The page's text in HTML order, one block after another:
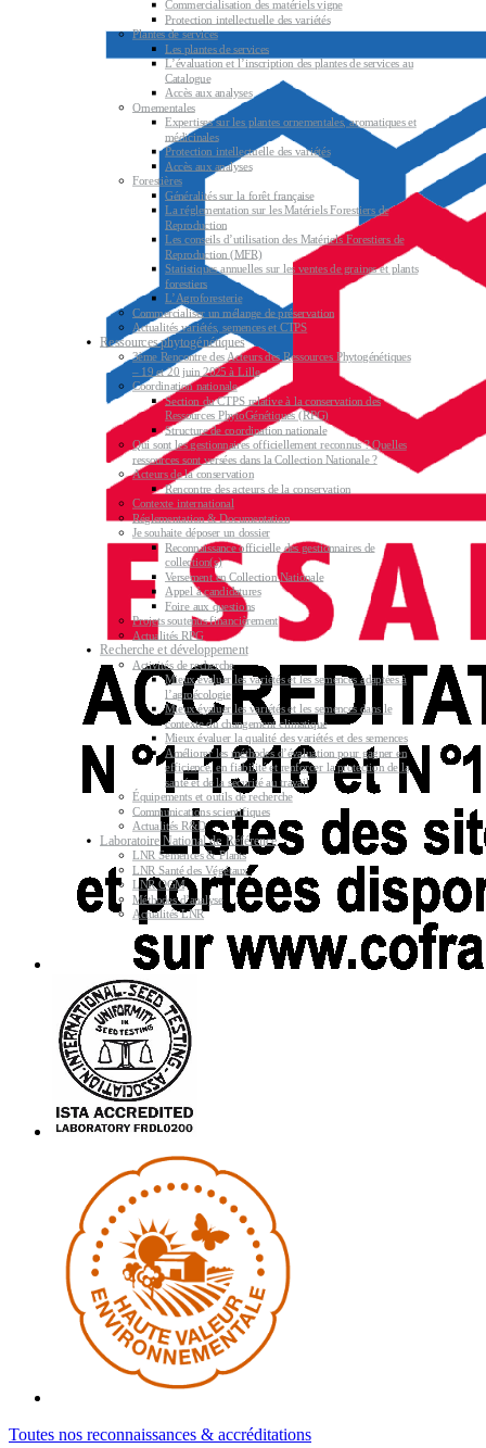
Toutes nos reconnaissances & accréditations
Commercialisation des matériels vigne
Protection intellectuelle des variétés
Plantes de services
Les plantes de services
L’évaluation et l’inscription des plantes de services au
Catalogue
Accès aux analyses
Ornementales
Expertises sur les plantes ornementales, aromatiques et
médicinales
Protection intellectuelle des variétés
Accès aux analyses
Forestières
Généralités sur la forêt française
La réglementation sur les Matériels Forestiers de
Reproduction
Les conseils d’utilisation des Matériels Forestiers de
Reproduction (MFR)
Statistiques annuelles sur les ventes de graines et plants
forestiers
L’Agroforesterie
Commercialiser un mélange de préservation
Actualités variétés, semences et CTPS
Ressources phytogénétiques
3ème Rencontre des Acteurs des Ressources Phytogénétiques
– 19 et 20 juin 2025 à Lille
Coordination nationale
Section du CTPS relative à la conservation des
Ressources PhytoGénétiques (RPG)
Structure de coordination nationale
Qui sont les gestionnaires officiellement reconnus ? Quelles
ressources sont versées dans la Collection Nationale ?
Acteurs de la conservation
Rencontre des acteurs de la conservation
Contexte international
Réglementation & Documentation
Je souhaite déposer un dossier
Reconnaissance officielle des gestionnaires de
collection(s)
Versement en Collection Nationale
Appel à candidatures
Foire aux questions
Projets soutenus financièrement
Actualités RPG
Recherche et développement
Activités de recherche
Mieux évaluer les variétés et les semences adaptées à
l’agroécologie
Mieux évaluer les variétés et les semences dans le
contexte du changement climatique
Mieux évaluer la qualité des variétés et des semences
Améliorer les méthodes d’évaluation pour gagner en
efficience, en fiabilité et renforcer la protection de la
santé et de la sécurité au travail
Équipements et outils de recherche
Communications scientifiques
Actualités R&D
Laboratoire National de Référence
LNR Semences & Plants
LNR Santé des Végétaux
LNR OGM
Méthodes d’analyse
Actualités LNR